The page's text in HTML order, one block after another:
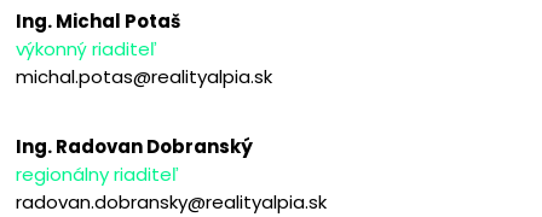
Ing. Michal Potaš
výkonný riaditeľ
michal.potas@realityalpia.sk
Ing. Radovan Dobranský
regionálny riaditeľ
radovan.dobransky@realityalpia.sk